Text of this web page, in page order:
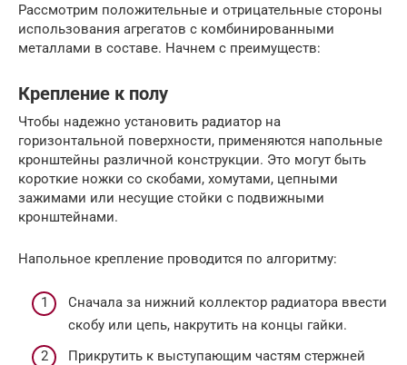
Рассмотрим положительные и отрицательные стороны
использования агрегатов с комбинированными
металлами в составе. Начнем с преимуществ:
Крепление к полу
Чтобы надежно установить радиатор на
горизонтальной поверхности, применяются напольные
кронштейны различной конструкции. Это могут быть
короткие ножки со скобами, хомутами, цепными
зажимами или несущие стойки с подвижными
кронштейнами.
Напольное крепление проводится по алгоритму:
Сначала за нижний коллектор радиатора ввести
скобу или цепь, накрутить на концы гайки.
Прикрутить к выступающим частям стержней